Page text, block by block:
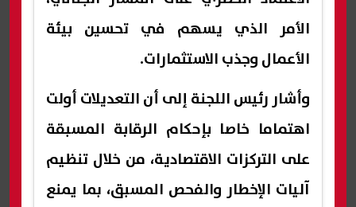
الأمر الذي يسهم في تحسين بيئة
الأعمال وجذب الاستثمارات.
وأشار رئيس اللجنة إلى أن التعديلات أولت
اهتماما خاصا بإحكام الرقابة المسبقة
على التركزات الاقتصادية، من خلال تنظيم
آليات الإخطار والفحص المسبق، بما يمنع